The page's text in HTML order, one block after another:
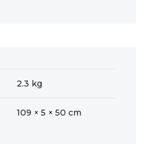
2.3 kg
109 × 5 × 50 cm